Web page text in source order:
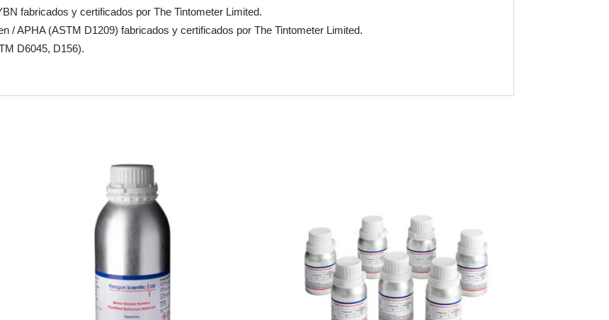
fabricados y certificados por The Tintometer Limited.
/ APHA (ASTM D1209) fabricados y certificados por The Tintometer Limited.
D6045, D156).